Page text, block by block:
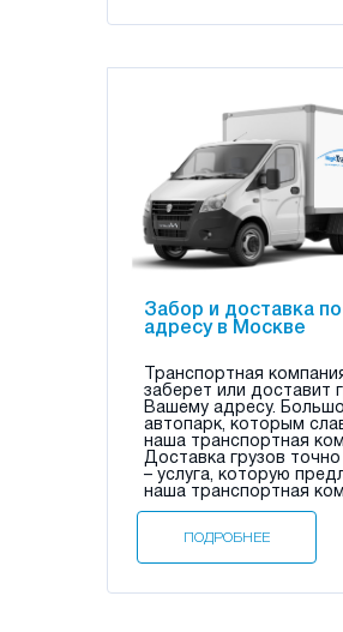
Забор и доставка по
адресу в Москве
Транспортная
заберет или доставит
Вашему адресу.
автопарк, которым
наша транспортная
Доставка грузов
– услуга, которую
наша транспортная
ПОДРОБНЕЕ